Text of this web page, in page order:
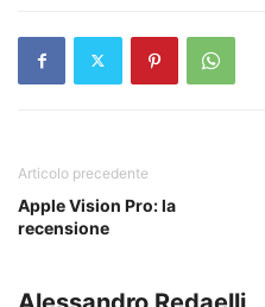
Articolo precedente
Apple Vision Pro: la
recensione